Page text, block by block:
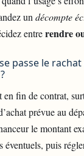
un décompte
entrerendre
passe le
en fin de contrat,
prévue au
le montant
éventuels, puis